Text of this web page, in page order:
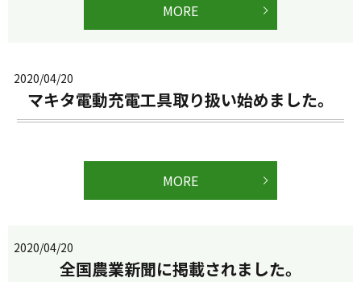
MORE
2020/04/20
マキタ電動充電工具取り扱い始めました。
MORE
2020/04/20
全国農業新聞に掲載されました。